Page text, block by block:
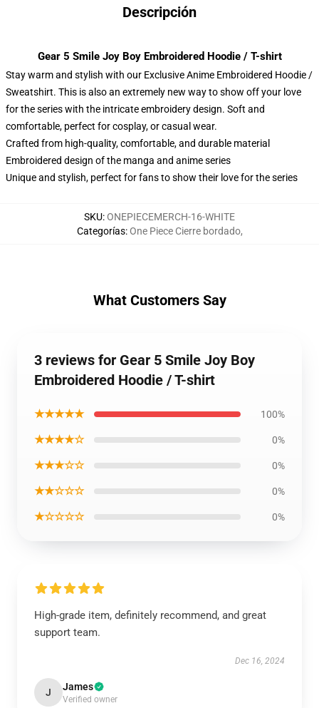
Descripción
Gear 5 Smile Joy Boy Embroidered Hoodie / T-shirt
Stay warm and stylish with our Exclusive Anime Embroidered Hoodie /
Sweatshirt. This is also an extremely new way to show off your love
for the series with the intricate embroidery design. Soft and
comfortable, perfect for cosplay, or casual wear.
Crafted from high-quality, comfortable, and durable material
Embroidered design of the manga and anime series
Unique and stylish, perfect for fans to show their love for the series
SKU:ONEPIECEMERCH-16-WHITE
Categorías:One Piece Cierre bordado,
What Customers Say
3 reviews for Gear 5 Smile Joy Boy
Embroidered Hoodie / T-shirt
★★★★★ 100%
★★★★☆ 0%
★★★☆☆ 0%
★★☆☆☆ 0%
★☆☆☆☆ 0%
High-grade item, definitely recommend, and great
support team.
Dec 16, 2024
J James
Verified owner